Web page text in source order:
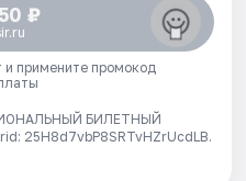
₽
и примените промокод
БИЛЕТНЫЙ
25H8d7vbP8SRTvHZrUcdLB.